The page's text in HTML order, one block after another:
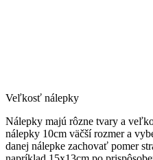
Veľkosť nálepky
Nálepky majú rôzne tvary a
nálepky 10cm väčší rozmer a
danej nálepke zachovať pomer